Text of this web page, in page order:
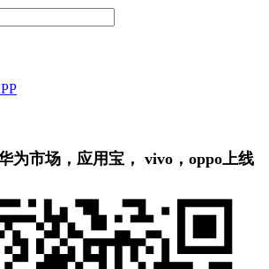
市场，应用宝， vivo，oppo上线